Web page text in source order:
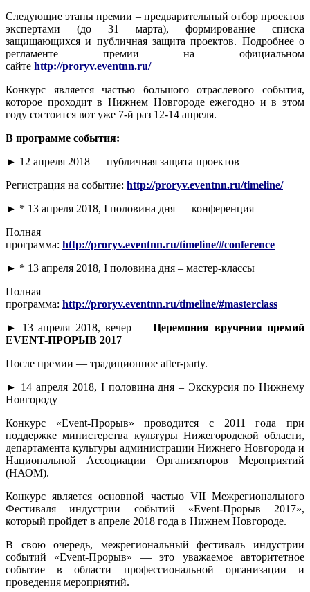
Следующие этапы премии – предварительный отбор проектов
экспертами (до 31 марта), формирование списка
защищающихся и публичная защита проектов. Подробнее о
регламенте премии на официальном
сайте http://proryv.eventnn.ru/
Конкурс является частью большого отраслевого события,
которое проходит в Нижнем Новгороде ежегодно и в этом
году состоится вот уже 7-й раз 12-14 апреля.
В программе события:
► 12 апреля 2018 — публичная защита проектов
Регистрация на событие: http://proryv.eventnn.ru/timeline/
► * 13 апреля 2018, I половина дня — конференция
Полная
программа: http://proryv.eventnn.ru/timeline/#conference
► * 13 апреля 2018, I половина дня – мастер-классы
Полная
программа: http://proryv.eventnn.ru/timeline/#masterclass
► 13 апреля 2018, вечер — Церемония вручения премий
EVENT-ПРОРЫВ 2017
После премии — традиционное after-party.
► 14 апреля 2018, I половина дня – Экскурсия по Нижнему
Новгороду
Конкурс «Event-Прорыв» проводится с 2011 года при
поддержке министерства культуры Нижегородской области,
департамента культуры администрации Нижнего Новгорода и
Национальной Ассоциации Организаторов Мероприятий
(НАОМ).
Конкурс является основной частью VII Межрегионального
Фестиваля индустрии событий «Event-Прорыв 2017»,
который пройдет в апреле 2018 года в Нижнем Новгороде.
В свою очередь, межрегиональный фестиваль индустрии
событий «Event-Прорыв» — это уважаемое авторитетное
событие в области профессиональной организации и
проведения мероприятий.